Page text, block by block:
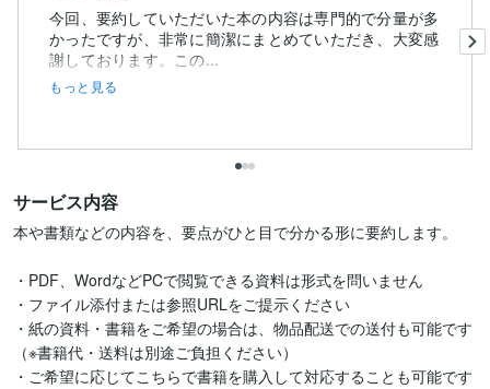
今回、要約していただいた本の内容は専門的で分量が多
かったですが、非常に簡潔にまとめていただき、大変感
謝しております。この...
もっと見る
サービス内容
本や書類などの内容を、要点がひと目で分かる形に要約します。
・PDF、WordなどPCで閲覧できる資料は形式を問いません
・ファイル添付または参照URLをご提示ください
・紙の資料・書籍をご希望の場合は、物品配送での送付も可能です
（※書籍代・送料は別途ご負担ください）
・ご希望に応じてこちらで書籍を購入して対応することも可能です